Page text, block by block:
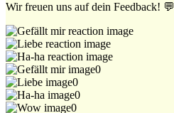
Wir freuen uns auf dein Feedback! 💬
0
0
0
0